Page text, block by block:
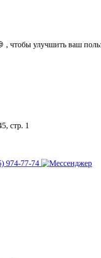
, чтобы улучшить ваш
стр. 1
974-77-74